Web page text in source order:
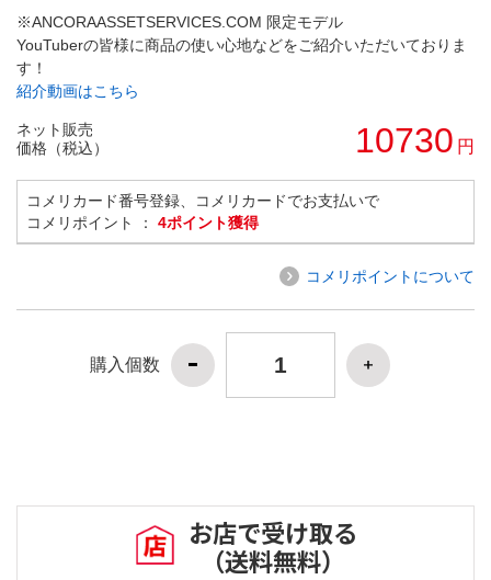
※ANCORAASSETSERVICES.COM 限定モデル
YouTuberの皆様に商品の使い心地などをご紹介いただいておりま
す！
紹介動画はこちら
ネット販売
価格（税込）
10730 円
コメリカード番号登録、コメリカードでお支払いで
コメリポイント ： 4ポイント獲得
コメリポイントについて
購入個数
お店で受け取る
（送料無料）